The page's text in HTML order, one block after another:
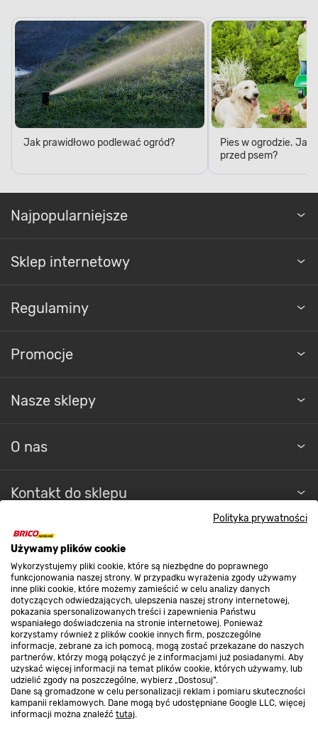
Polityka prywatności
Używamy plików cookie
Wykorzystujemy pliki cookie, które są niezbędne do poprawnego
funkcjonowania naszej strony. W przypadku wyrażenia zgody używamy
inne pliki cookie, które możemy zamieścić w celu analizy danych
dotyczących odwiedzających, ulepszenia naszej strony internetowej,
pokazania spersonalizowanych treści i zapewnienia Państwu
wspaniałego doświadczenia na stronie internetowej. Ponieważ
korzystamy również z plików cookie innych firm, poszczególne
informacje, zebrane za ich pomocą, mogą zostać przekazane do naszych
partnerów, którzy mogą połączyć je z informacjami już posiadanymi. Aby
uzyskać więcej informacji na temat plików cookie, których używamy, lub
udzielić zgody na poszczególne, wybierz „Dostosuj”.
Dane są gromadzone w celu personalizacji reklam i pomiaru skuteczności
kampanii reklamowych. Dane mogą być udostępniane Google LLC, więcej
informacji można znaleźć tutaj.
Jak prawidłowo podlewać ogród?
Pies w ogrodzie. Jak
przed psem?
Najpopularniejsze
Sklep internetowy
Regulaminy
Promocje
Nasze sklepy
O nas
Kontakt do sklepu
Strefa biznesu
Dołącz do nas
Metody płatności